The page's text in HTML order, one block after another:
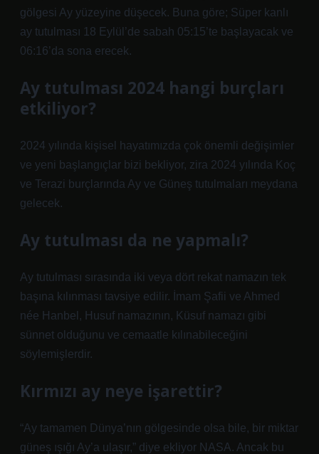
gölgesi Ay yüzeyine düşecek. Buna göre; Süper kanlı
ay tutulması 18 Eylül’de sabah 05:15’te başlayacak ve
06:16’da sona erecek.
Ay tutulması 2024 hangi burçları
etkiliyor?
2024 yılında kişisel hayatımızda çok önemli değişimler
ve yeni başlangıçlar bizi bekliyor, zira 2024 yılında Koç
ve Terazi burçlarında Ay ve Güneş tutulmaları meydana
gelecek.
Ay tutulması da ne yapmalı?
Ay tutulması sırasında iki veya dört rekat namazın tek
başına kılınması tavsiye edilir. İmam Şafii ve Ahmed
née Hanbel, Husuf namazının, Küsuf namazı gibi
sünnet olduğunu ve cemaatle kılınabileceğini
söylemişlerdir.
Kırmızı ay neye işarettir?
“Ay tamamen Dünya’nın gölgesinde olsa bile, bir miktar
güneş ışığı Ay’a ulaşır,” diye ekliyor NASA. Ancak bu